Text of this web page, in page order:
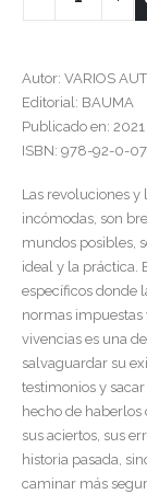
Autor: VARIOS
Editorial: BAUMA
Publicado en: 2021
ISBN: 978-92-0-
Las revoluciones
incómodas, son
mundos posibles,
ideal y la práctica.
específicos donde
normas impuestas
vivencias es una
salvaguardar su
testimonios y
hecho de haberlos
sus aciertos, sus
historia pasada,
caminar más